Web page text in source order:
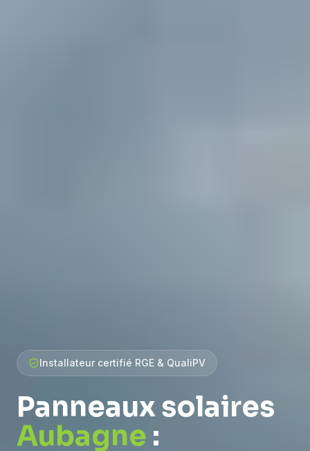
Installateur certifié RGE & QualiPV
Panneaux solaires
Aubagne :